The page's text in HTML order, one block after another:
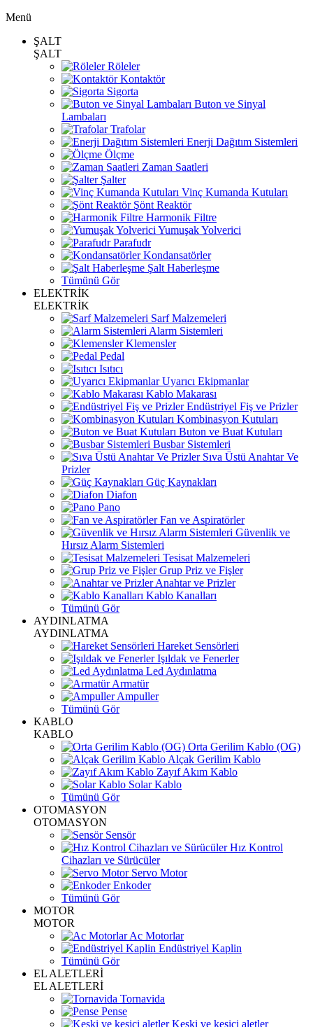
Menü
ŞALT
ŞALT
Röleler
Kontaktör
Sigorta
Buton ve Sinyal
Lambaları
Trafolar
Enerji Dağıtım Sistemleri
Ölçme
Zaman Saatleri
Şalter
Vinç Kumanda Kutuları
Şönt Reaktör
Harmonik Filtre
Yumuşak Yolverici
Parafudr
Kondansatörler
Şalt Haberleşme
Tümünü Gör
ELEKTRİK
ELEKTRİK
Sarf Malzemeleri
Alarm Sistemleri
Klemensler
Pedal
Isıtıcı
Uyarıcı Ekipmanlar
Kablo Makarası
Endüstriyel Fiş ve Prizler
Kombinasyon Kutuları
Buton ve Buat Kutuları
Busbar Sistemleri
Sıva Üstü Anahtar Ve
Prizler
Güç Kaynakları
Diafon
Pano
Fan ve Aspiratörler
Güvenlik ve
Hırsız Alarm Sistemleri
Tesisat Malzemeleri
Grup Priz ve Fişler
Anahtar ve Prizler
Kablo Kanalları
Tümünü Gör
AYDINLATMA
AYDINLATMA
Hareket Sensörleri
Işıldak ve Fenerler
Led Aydınlatma
Armatür
Ampuller
Tümünü Gör
KABLO
KABLO
Orta Gerilim Kablo (OG)
Alçak Gerilim Kablo
Zayıf Akım Kablo
Solar Kablo
Tümünü Gör
OTOMASYON
OTOMASYON
Sensör
Hız Kontrol
Cihazları ve Sürücüler
Servo Motor
Enkoder
Tümünü Gör
MOTOR
MOTOR
Ac Motorlar
Endüstriyel Kaplin
Tümünü Gör
EL ALETLERİ
EL ALETLERİ
Tornavida
Pense
Keski ve kesici aletler